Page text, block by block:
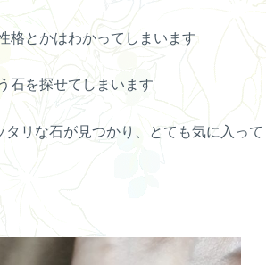
格とかはわかってしまいます
石を探せてしまいます
リな石が見つかり、とても気に入って